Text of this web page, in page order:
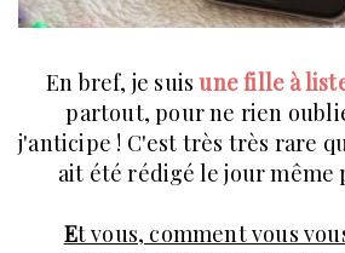
En bref, je suisune fille à
partout, pour ne rien
j'anticipe ! C'est très très rare
ait été rédigé le jour même
Et vous, comment vous